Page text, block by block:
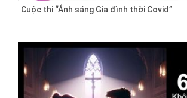
Cuộc thi “Ánh sáng Gia đình thời Covid”